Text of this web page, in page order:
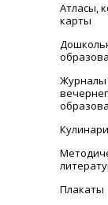
Атласы,
карты
Журналы
Плакаты